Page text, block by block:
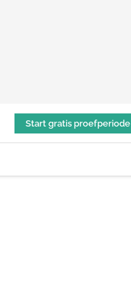
Start gratis proefperiode